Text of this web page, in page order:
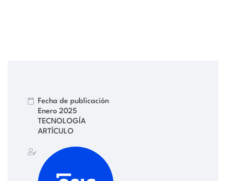
Fecha de publicación
Enero 2025
TECNOLOGÍA
ARTÍCULO